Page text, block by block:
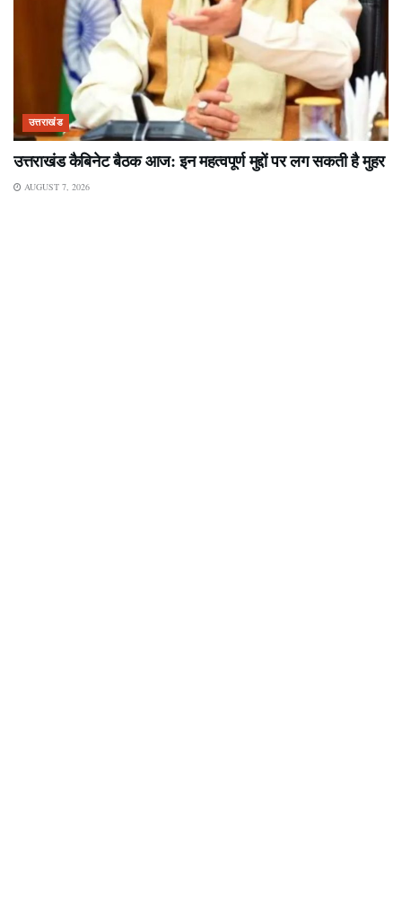
उत्तराखंड
उत्तराखंड कैबिनेट बैठक आज: इन महत्वपूर्ण मुद्दों पर लग सकती है मुहर
AUGUST 7, 2026